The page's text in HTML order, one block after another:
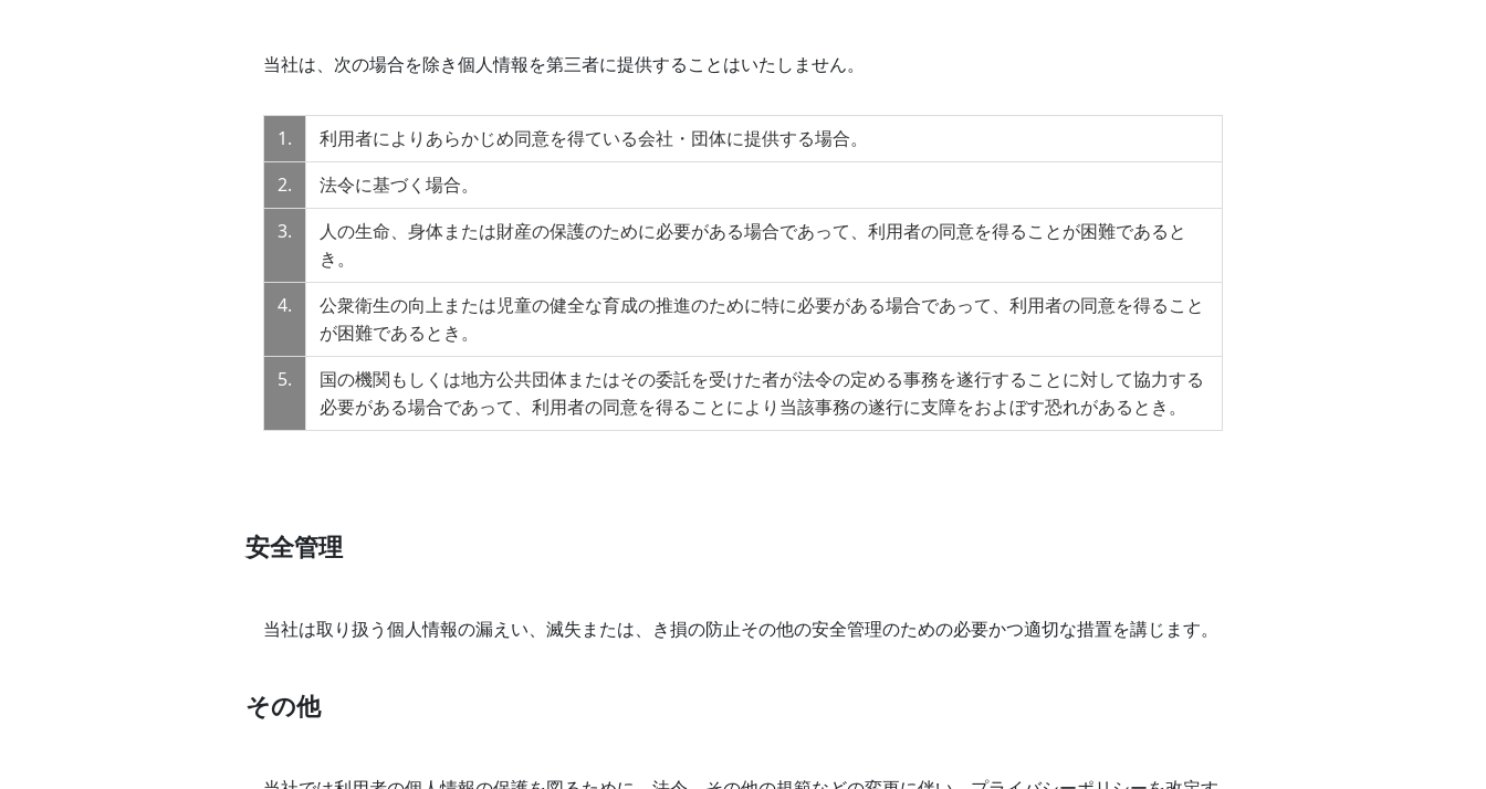
当社は、次の場合を除き個人情報を第三者に提供することはいたしません。
1.
利用者によりあらかじめ同意を得ている会社・団体に提供する場合。
2.
法令に基づく場合。
3.
人の生命、身体または財産の保護のために必要がある場合であって、利用者の同意を得ることが困難であると
き。
4.
公衆衛生の向上または児童の健全な育成の推進のために特に必要がある場合であって、利用者の同意を得ること
が困難であるとき。
5.
国の機関もしくは地方公共団体またはその委託を受けた者が法令の定める事務を遂行することに対して協力する
必要がある場合であって、利用者の同意を得ることにより当該事務の遂行に支障をおよぼす恐れがあるとき。
安全管理
当社は取り扱う個人情報の漏えい、滅失または、き損の防止その他の安全管理のための必要かつ適切な措置を講じます。
その他